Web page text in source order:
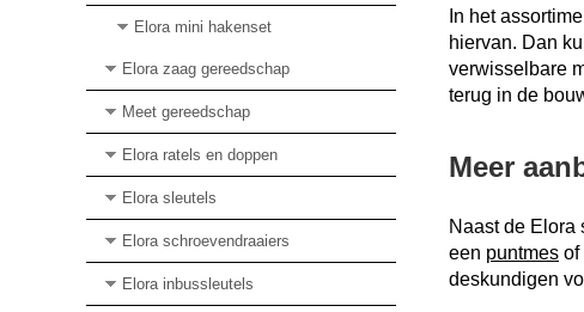
Elora mini hakenset
Elora zaag gereedschap
Meet gereedschap
Elora ratels en doppen
Elora sleutels
Elora schroevendraaiers
Elora inbussleutels
In het
hiervan. Dan
verwisselbare
terug in de
Meer
Naast de Elora
een puntmes of
deskundigen